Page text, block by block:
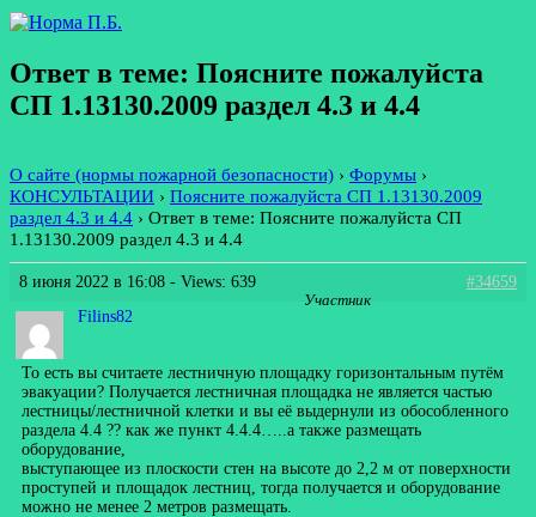
Ответ в теме: Поясните пожалуйста
СП 1.13130.2009 раздел 4.3 и 4.4
О сайте (нормы пожарной безопасности) › Форумы ›
КОНСУЛЬТАЦИИ › Поясните пожалуйста СП 1.13130.2009
раздел 4.3 и 4.4 › Ответ в теме: Поясните пожалуйста СП
1.13130.2009 раздел 4.3 и 4.4
8 июня 2022 в 16:08 - Views: 639
#34659
Filins82
Участник
То есть вы считаете лестничную площадку горизонтальным путём
эвакуации? Получается лестничная площадка не является частью
лестницы/лестничной клетки и вы её выдернули из обособленного
раздела 4.4 ?? как же пункт 4.4.4…..а также размещать
оборудование,
выступающее из плоскости стен на высоте до 2,2 м от поверхности
проступей и площадок лестниц, тогда получается и оборудование
можно не менее 2 метров размещать.